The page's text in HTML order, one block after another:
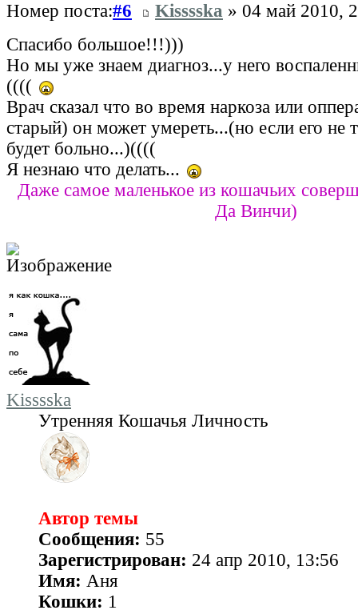
Номер поста:#6 Kisssska » 04 май 2010,
Спасибо большое!!!)))
Но мы уже знаем диагноз...у него
((((
Врач сказал что во время наркоза или
старый) он может умереть...(но если его не
будет больно...)((((
Я незнаю что делать...
Даже самое маленькое из кошачьих
Да Винчи)
Kisssska
Утренняя Кошачья Личность
Автор темы
Сообщения: 55
Зарегистрирован: 24 апр 2010, 13:56
Имя: Аня
Кошки: 1